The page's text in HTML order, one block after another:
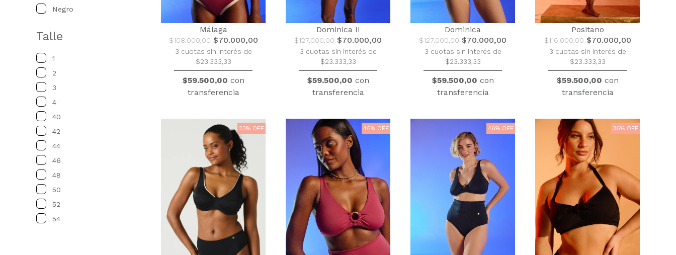
Negro
Talle
1
2
3
4
40
42
44
46
48
50
52
54
Málaga
$108.000,00$70.000,00
3 cuotas sin interés de
$23.333,33
$59.500,00 con
transferencia
Dominica II
$127.000,00 $70.000,00
3 cuotas sin interés de
$23.333,33
$59.500,00 con
transferencia
Dominica
$127.000,00 $70.000,00
3 cuotas sin interés de
$23.333,33
$59.500,00 con
transferencia
Positano
$116.000,00$70.000,00
3 cuotas sin interés de
$23.333,33
$59.500,00 con
transferencia
23% OFF 46% OFF 46% OFF 36% OFF